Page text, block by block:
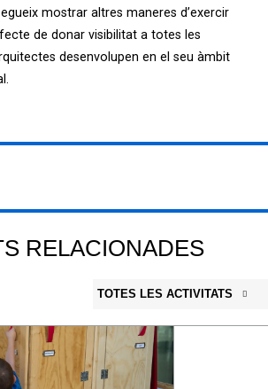
mostrar altres maneres d’exercir
de donar visibilitat a totes les
desenvolupen en el seu àmbit
RELACIONADES
TOTES LES ACTIVITATS